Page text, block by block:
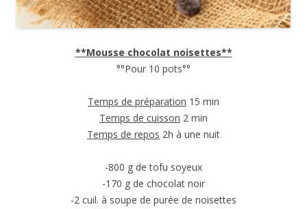
**Mousse chocolat noisettes**
°°Pour 10 pots°°
Temps de préparation 15 min
Temps de cuisson 2 min
Temps de repos 2h à une nuit
-800 g de tofu soyeux
-170 g de chocolat noir
-2 cuil. à soupe de purée de noisettes